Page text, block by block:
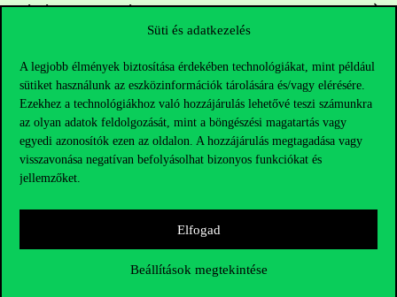
Süti és adatkezelés
A legjobb élmények biztosítása érdekében technológiákat, mint például
sütiket használunk az eszközinformációk tárolására és/vagy elérésére.
Ezekhez a technológiákhoz való hozzájárulás lehetővé teszi számunkra
az olyan adatok feldolgozását, mint a böngészési magatartás vagy
egyedi azonosítók ezen az oldalon. A hozzájárulás megtagadása vagy
visszavonása negatívan befolyásolhat bizonyos funkciókat és
jellemzőket.
Elfogad
Beállítások megtekintése
Kérdésed van a felvételivel kapcsolatban?
Sajtó:press@uni-corvinus.hu